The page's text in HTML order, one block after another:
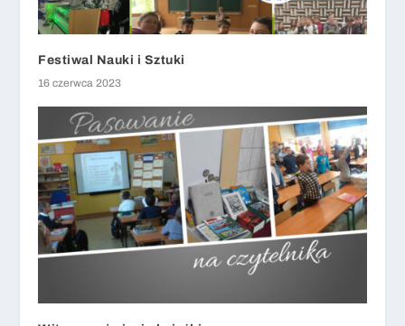
Festiwal Nauki i Sztuki
16 czerwca 2023